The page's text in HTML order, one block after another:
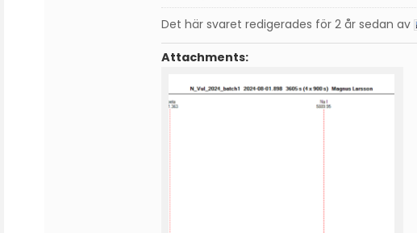
Det här svaret redigerades för 2 år sedan av
Attachments: